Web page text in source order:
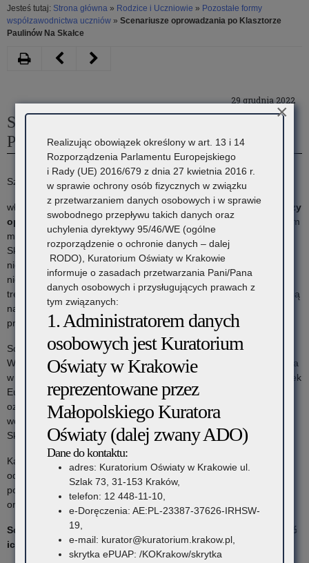
Jesteś tutaj: Strona główna » Rodzice i Uczniowie » Pozostałe formy
współzawodnictwa uczniów » Scenariusze oprowadzania po Klasztorze
Paulinów Na Skałce
29 grudnia 2022
Scenariusze oprowadzania po Klasztorze
Paulinów Na Skałce
Szanowni Państwo,
właśnie zakończono kilkumiesięczny projekt tworzeniascenariuszy
oprowadzania po Klasztorze Paulinów Na Skałce – zabytkowym
miejscu, w którym przeplatają się duchowość i historia Polaków.
Skałka to skarb polskiego dziedzictwa, jej znaczenie jest
niepodważalne. Jednak wielokrotnie pojawiało się pytanie – jak o
niej opowiadać, by w przystępny sposób przekazać bogactwo
treści, które w sobie skrywa? Powstałe scenariusze są odpowiedzią
na tę potrzebę i jednoczesnym zaproszeniem do rozpoczęcia
przygody na Szlaku Paulinów, którego Skałka jest częścią.
Scenariusze powstały w ramach realizacji zadania publicznego
Województwa Małopolskiego w dziedzinie turystyki i krajoznawstwa
w 2022 r. pn. Małopolska Gościnna – II edycja – Małopolski odcinek
Europejskiego Szlaku Dziedzictwa Kulturowego Paulinów –
oznakowanie, aktywizacja i promocja Szlaku pn. Opracowanie i
wdrożenie scenariuszy oprowadzania po Klasztorze Paulinów Na
Skałce
Każdy ze scenariuszy został przeznaczony dla innego rodzaju
odbiorców: turystów kulturowych, obcokrajowców, osób chcących
poznać miejsce z perspektywy jego mieszkańców – zakonników
oraz
grup szkolnych
Scenariusze dostępne są bezpłatnie – wystarczy zgłosić chęć
ich uzyskania.
DrukujNastępny
„Literatura
pamięć”
i
Teki
edukacyjne
IPN
dostępne
nieodpłatnie
dla
szkół
Poprzedni
,,Inwentaryzacja
dokumentacja
fotograficzna
przydrożnych
kapliczek,
krzyży
i
dzwonnic
na
Orawie”
–
bezpłatna
wystawa
on-
line
poświęcona
Realizując obowiązek określony w art. 13 i 14
Rozporządzenia Parlamentu Europejskiego
i Rady (UE) 2016/679 z dnia 27 kwietnia 2016 r.
w sprawie ochrony osób fizycznych w związku
z przetwarzaniem danych osobowych i w sprawie
swobodnego przepływu takich danych oraz
uchylenia dyrektywy 95/46/WE (ogólne
rozporządzenie o ochronie danych – dalej
RODO), Kuratorium Oświaty w Krakowie
informuje o zasadach przetwarzania Pani/Pana
danych osobowych i przysługujących prawach z
tym związanych:
1. Administratorem danych
osobowych jest Kuratorium
Oświaty w Krakowie
reprezentowane przez
Małopolskiego Kuratora
Oświaty (dalej zwany ADO)
Dane do kontaktu:
adres: Kuratorium Oświaty w Krakowie ul.
Szlak 73, 31-153 Kraków,
telefon: 12 448-11-10,
e-Doręczenia: AE:PL-23387-37626-IRHSW-
19,
e-mail: kurator@kuratorium.krakow.pl,
skrytka ePUAP: /KOKrakow/skrytka
×